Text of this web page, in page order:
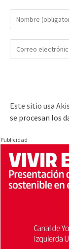
Este sitio usa
se procesan los
Publicidad